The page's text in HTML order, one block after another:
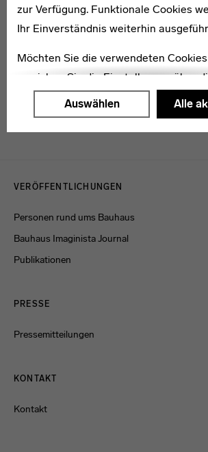
zur Verfügung. Funktionale Cookies
Ihr Einverständnis weiterhin
Möchten Sie die verwendeten
erreichen Sie die Einstellungen über
"Auswählen".
Auswählen Alle
Therese Dora Jaeger-Pfleger
VERÖFFENTLICHUNGEN
Personen rund ums Bauhaus
Bauhaus Imaginista Journal
Publikationen
PRESSE
Pressemitteilungen
KONTAKT
Kontakt